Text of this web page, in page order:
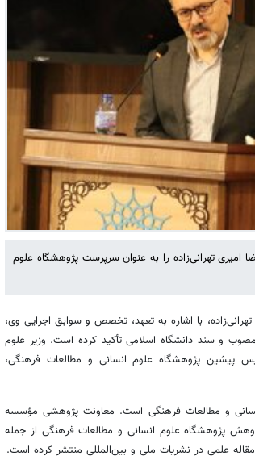
تهرانی‌زاده را به عنوان سرپرست پژوهشگاه علوم
با اشاره به تعهد، تخصص و سوابق اجرایی وی،
مصوب و سند دانشگاه اسلامی تأکید کرده است. وزیر علوم
پیشین پژوهشگاه علوم انسانی و مطالعات فرهنگی،
و مطالعات فرهنگی است. معاونت پژوهشی مؤسسه
پژوهشگاه علوم انسانی و مطالعات فرهنگی از جمله